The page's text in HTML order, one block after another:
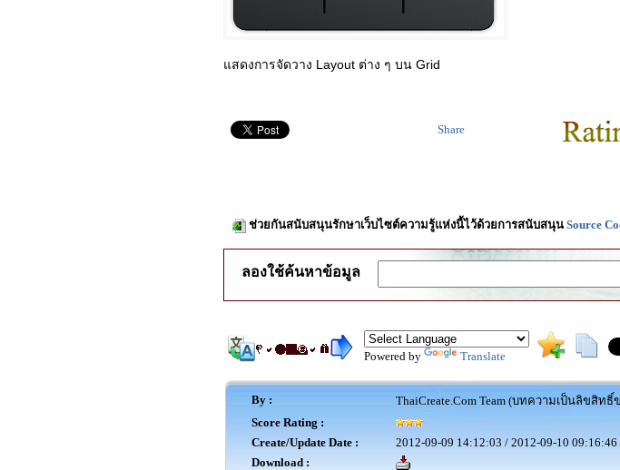
แสดงการจัดวาง Layout ต่าง ๆ บน Grid
Share
ช่วยกันสนับสนุนรักษาเว็บไซต์ความรู้แห่งนี้ไว้ด้วยการสนับสนุน Source
ลองใช้ค้นหาข้อมูล
Powered by Translate
By :
ThaiCreate.Com Team (บทความเป็นลิขสิท
Score Rating :
Create/Update Date :
2012-09-09 14:12:03 / 2012-09-10 09:16:46
Download :